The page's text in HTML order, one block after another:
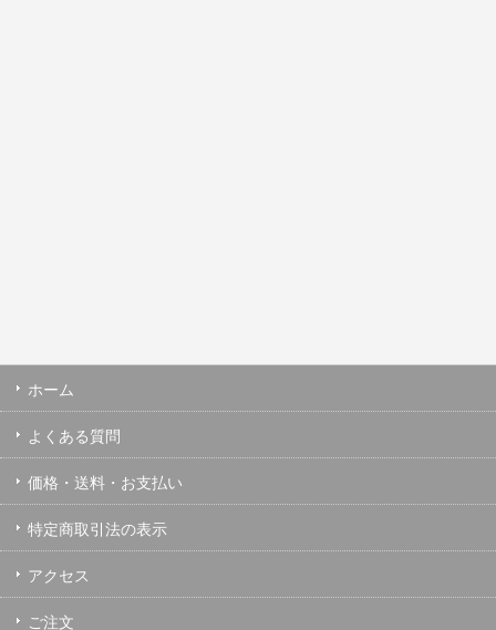
ホーム
よくある質問
価格・送料・お支払い
特定商取引法の表示
アクセス
ご注文